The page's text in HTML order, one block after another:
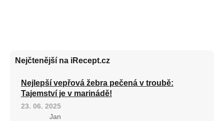
Nejčtenější na iRecept.cz
Nejlepší vepřová žebra pečená v troubě:
Tajemství je v marinádě!
23. 06. 2025
Jan